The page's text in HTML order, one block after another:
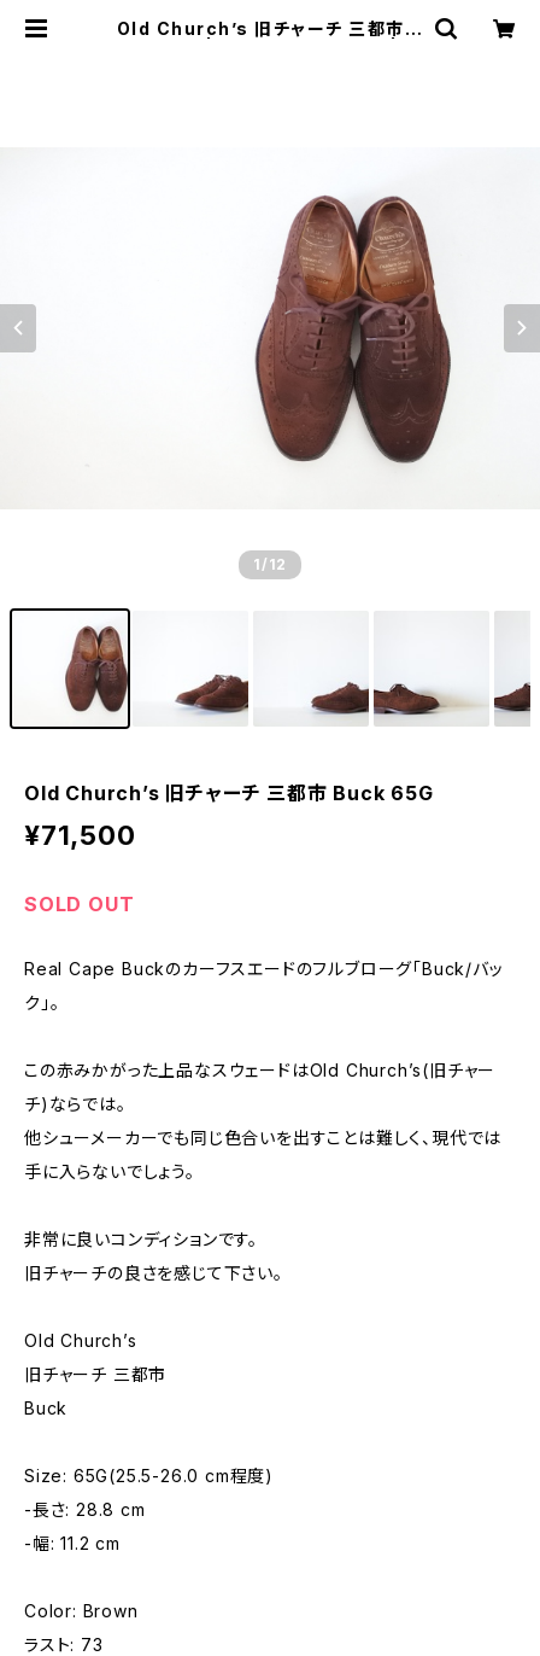
Old Church’s 旧チャーチ 三都市 B
1 /12
Old Church’s 旧チャーチ 三都市 Buck 65G
¥71,500
SOLD OUT
Real Cape Buckのカーフスエードのフルブローグ「Buck/バッ
ク」。
この赤みかがった上品なスウェードはOld Church’s(旧チャー
チ)ならでは。
他シューメーカーでも同じ色合いを出すことは難しく、現代では
手に入らないでしょう。
非常に良いコンディションです。
旧チャーチの良さを感じて下さい。
Old Church’s
旧チャーチ 三都市
Buck
Size: 65G(25.5-26.0 cm程度)
-長さ: 28.8 cm
-幅: 11.2 cm
Color: Brown
ラスト: 73